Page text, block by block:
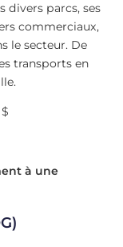
divers parcs, ses
commerciaux,
le secteur. De
transports en
à une